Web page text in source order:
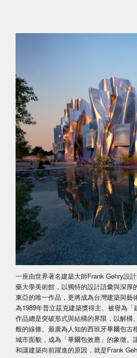
一座由世界著名建築大師Frank Gehry設
藥大學美術館，以獨特的設計語彙與深厚
東亞的唯一作品，更將成為台灣建築與藝
為1989年普立茲克建築獎得主、被譽為
作品總是突破形式與結構的界限，以解構
般的線條。最廣為人知的西班牙畢爾包古
城市面貌，成為「畢爾包效應」的象徵。
和讓建築向前躍進的原因，就是Frank